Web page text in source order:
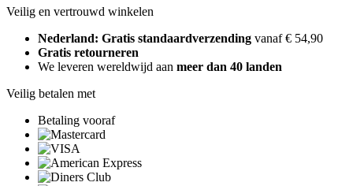
Veilig en vertrouwd winkelen
Nederland: Gratis standaardverzending vanaf € 54,90
Gratis retourneren
We leveren wereldwijd aan meer dan 40 landen
Veilig betalen met
Betaling vooraf